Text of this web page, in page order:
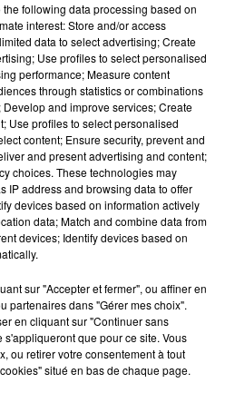
créneaux à réserver.
Voir plus
the following data processing based on
interest: Store and/or access
data to select advertising; Create
Use profiles to select personalised
performance; Measure content
through statistics or combinations
and improve services; Create
Use profiles to select personalised
content; Ensure security, prevent and
and present advertising and content;
choices. These technologies may
IP address and browsing data to offer
devices based on information actively
data; Match and combine data from
devices; Identify devices based on
sur "Accepter et fermer", ou affiner en
partenaires dans "Gérer mes choix".
en cliquant sur "Continuer sans
s'appliqueront que pour ce site. Vous
ou retirer votre consentement à tout
situé en bas de chaque page.